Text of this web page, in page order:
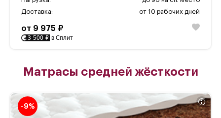
Доставка:
от 10 рабочих дней
от 9 975 ₽
3 500 ₽ в Сплит
Матрасы средней жёсткости
-9%